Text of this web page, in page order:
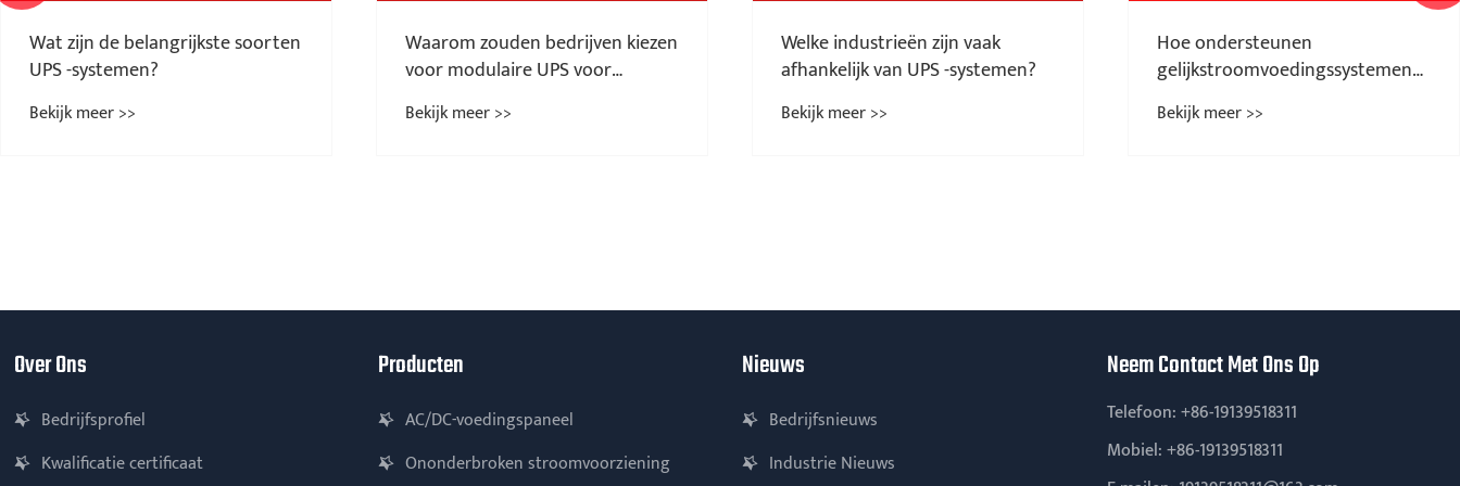
Wat zijn de belangrijkste soorten
UPS -systemen?
Bekijk meer >>
Waarom zouden bedrijven kiezen
voor modulaire UPS voor
betrouwbare
vermogensbescherming?
Bekijk meer >>
Welke industrieën zijn vaak
afhankelijk van UPS -systemen?
Bekijk meer >>
Hoe ondersteunen
gelijkstroomvoedingssystemen
een stabiele industriële
stroomdistributie?
Bekijk meer >>
Over Ons
Bedrijfsprofiel
Kwalificatie certificaat
Producten
AC/DC-voedingspaneel
Ononderbroken stroomvoorziening
Nieuws
Bedrijfsnieuws
Industrie Nieuws
Neem Contact Met Ons Op
Telefoon:+86-19139518311
Mobiel:+86-19139518311